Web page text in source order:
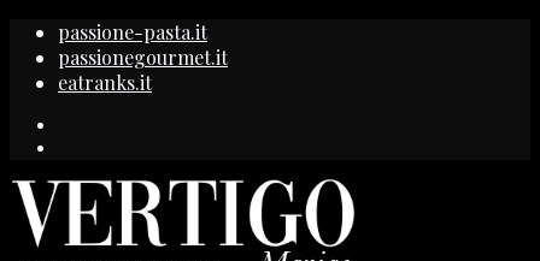
passione-pasta.it
passionegourmet.it
eatranks.it